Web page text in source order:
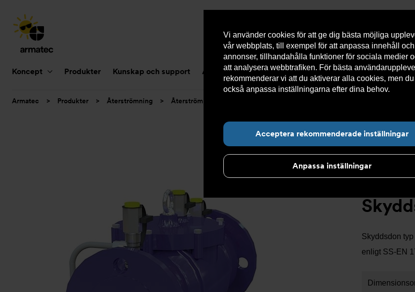
Vi använder cookies för att ge dig bästa möjliga
vår webbplats, till exempel för att anpassa innehåll och
annonser, tillhandahålla funktioner för sociala medier
att analysera webbtrafiken. För bästa
rekommenderar vi att du aktiverar alla cookies, men
också anpassa inställningarna efter dina behov.
Acceptera rekommenderade inställningar
Anpassa inställningar
Koncept Produkter Kunskap och support Aktuellt Om Armatec Hållbarhet Kontakta oss
Hitta det
Du
Armatec > Produkter > Återströmning > Återströmningsskydd
Skyddsdon
enligt SS-EN